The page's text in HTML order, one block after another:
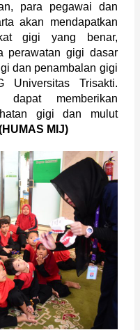
para pegawai dan
akan mendapatkan
gigi yang benar,
perawatan gigi dasar
dan penambalan gigi
Universitas Trisakti.
dapat memberikan
gigi dan mulut
MIJ)